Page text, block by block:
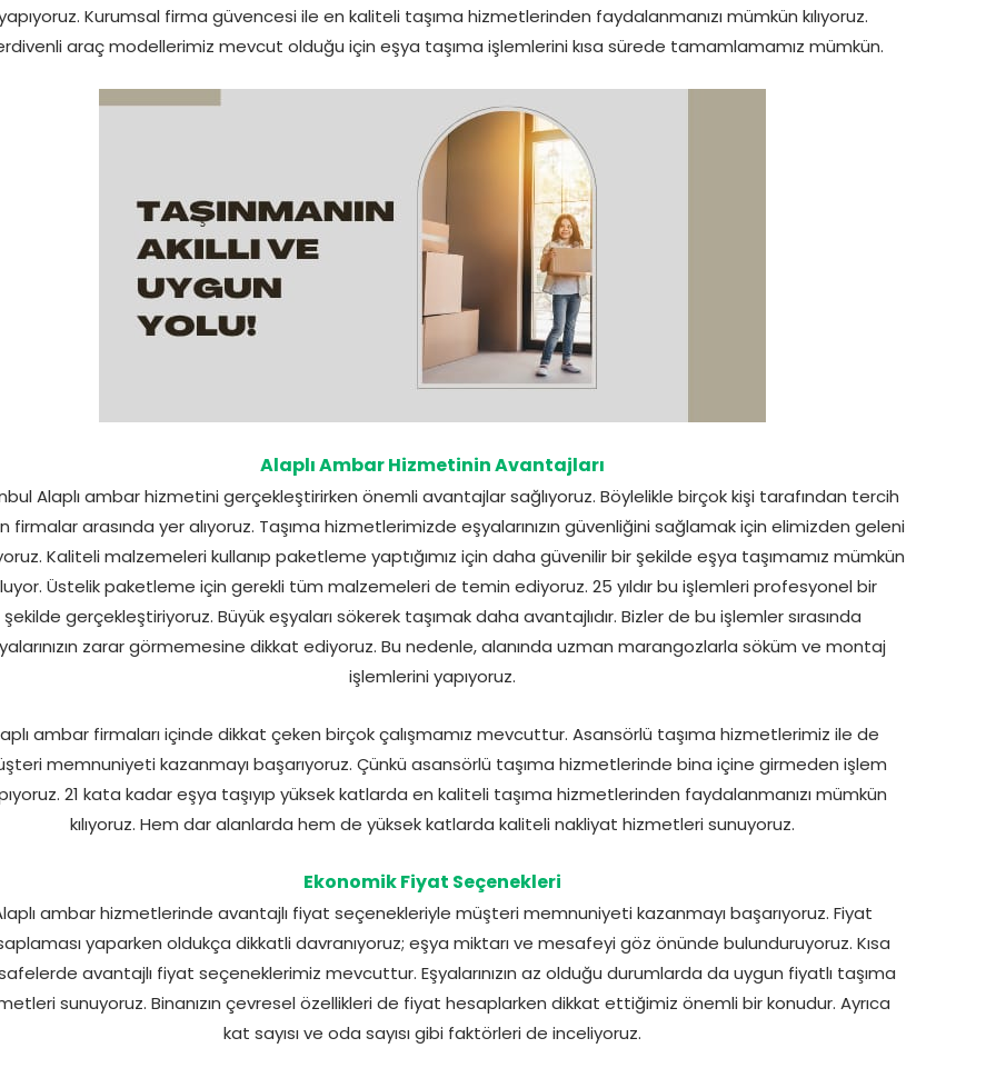
Kurumsal firma güvencesi ile en kaliteli taşıma hizmetlerinden faydalanmanızı mümkün kılıyoruz.
araç modellerimiz mevcut olduğu için eşya taşıma işlemlerini kısa sürede tamamlamamız mümkün.
Alaplı Ambar Hizmetinin Avantajları
Alaplı ambar hizmetini gerçekleştirirken önemli avantajlar sağlıyoruz. Böylelikle birçok kişi tarafından tercih
firmalar arasında yer alıyoruz. Taşıma hizmetlerimizde eşyalarınızın güvenliğini sağlamak için elimizden geleni
Kaliteli malzemeleri kullanıp paketleme yaptığımız için daha güvenilir bir şekilde eşya taşımamız mümkün
Üstelik paketleme için gerekli tüm malzemeleri de temin ediyoruz. 25 yıldır bu işlemleri profesyonel bir
şekilde gerçekleştiriyoruz. Büyük eşyaları sökerek taşımak daha avantajlıdır. Bizler de bu işlemler sırasında
zarar görmemesine dikkat ediyoruz. Bu nedenle, alanında uzman marangozlarla söküm ve montaj
işlemlerini yapıyoruz.
ambar firmaları içinde dikkat çeken birçok çalışmamız mevcuttur. Asansörlü taşıma hizmetlerimiz ile de
memnuniyeti kazanmayı başarıyoruz. Çünkü asansörlü taşıma hizmetlerinde bina içine girmeden işlem
21 kata kadar eşya taşıyıp yüksek katlarda en kaliteli taşıma hizmetlerinden faydalanmanızı mümkün
kılıyoruz. Hem dar alanlarda hem de yüksek katlarda kaliteli nakliyat hizmetleri sunuyoruz.
Ekonomik Fiyat Seçenekleri
ambar hizmetlerinde avantajlı fiyat seçenekleriyle müşteri memnuniyeti kazanmayı başarıyoruz. Fiyat
yaparken oldukça dikkatli davranıyoruz; eşya miktarı ve mesafeyi göz önünde bulunduruyoruz. Kısa
avantajlı fiyat seçeneklerimiz mevcuttur. Eşyalarınızın az olduğu durumlarda da uygun fiyatlı taşıma
sunuyoruz. Binanızın çevresel özellikleri de fiyat hesaplarken dikkat ettiğimiz önemli bir konudur. Ayrıca
kat sayısı ve oda sayısı gibi faktörleri de inceliyoruz.